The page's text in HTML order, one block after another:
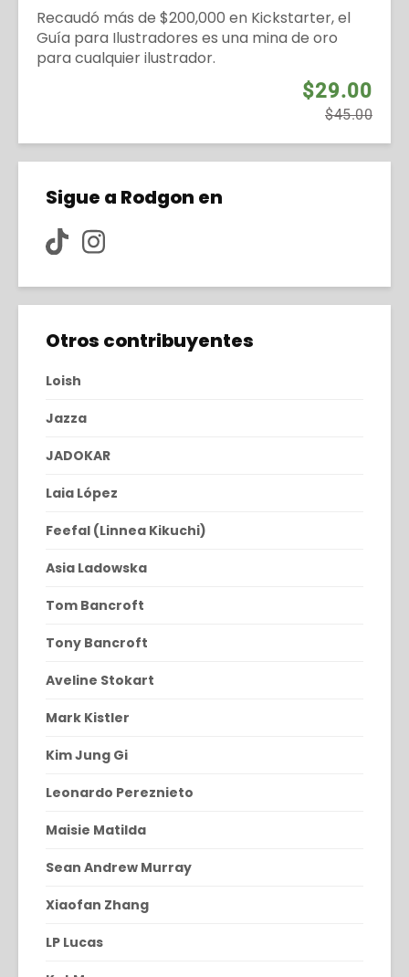
Recaudó más de $200,000 en Kickstarter, el
Guía para Ilustradores es una mina de oro
para cualquier ilustrador.
$29.00
$45.00
Sigue a Rodgon en
Otros contribuyentes
Loish
Jazza
JADOKAR
Laia López
Feefal (Linnea Kikuchi)
Asia Ladowska
Tom Bancroft
Tony Bancroft
Aveline Stokart
Mark Kistler
Kim Jung Gi
Leonardo Pereznieto
Maisie Matilda
Sean Andrew Murray
Xiaofan Zhang
LP Lucas